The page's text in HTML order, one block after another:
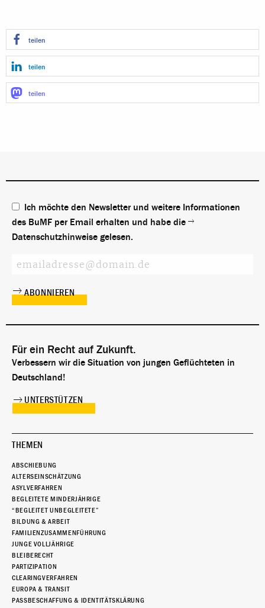
teilen
teilen
teilen
Ich möchte den Newsletter und weitere Informationen
des BuMF per Email erhalten und habe die
Datenschutzhinweise gelesen.
Für ein Recht auf Zukunft.
Verbessern wir die Situation von jungen Geflüchteten in
Deutschland!
UNTERSTÜTZEN
THEMEN
ABSCHIEBUNG
ALTERSEINSCHÄTZUNG
ASYLVERFAHREN
BEGLEITETE MINDERJÄHRIGE
“BEGLEITET UNBEGLEITETE”
BILDUNG & ARBEIT
FAMILIENZUSAMMENFÜHRUNG
JUNGE VOLLJÄHRIGE
BLEIBERECHT
PARTIZIPATION
CLEARINGVERFAHREN
EUROPA & TRANSIT
PASSBESCHAFFUNG & IDENTITÄTSKLÄRUNG